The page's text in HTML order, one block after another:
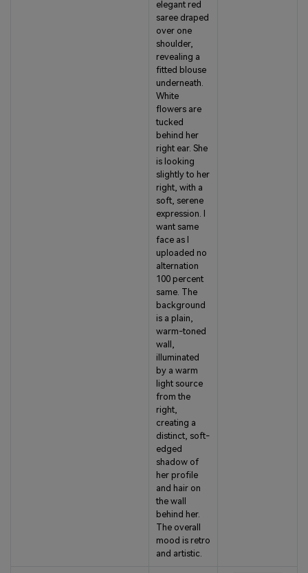
elegant red
saree draped
over one
shoulder,
revealing a
fitted blouse
underneath.
White
flowers are
tucked
behind her
right ear. She
is looking
slightly to her
right, with a
soft, serene
expression. I
want same
face as I
uploaded no
alternation
100 percent
same. The
background
is a plain,
warm-toned
wall,
illuminated
by a warm
light source
from the
right,
creating a
distinct, soft-
edged
shadow of
her profile
and hair on
the wall
behind her.
The overall
mood is retro
and artistic.